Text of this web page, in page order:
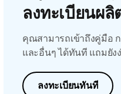
ลงทะเบียนผ
คุณสามารถเข้าถึงคู่มือ
และอื่นๆ ได้ทันที แถมยัง
ลงทะเบียนทันที